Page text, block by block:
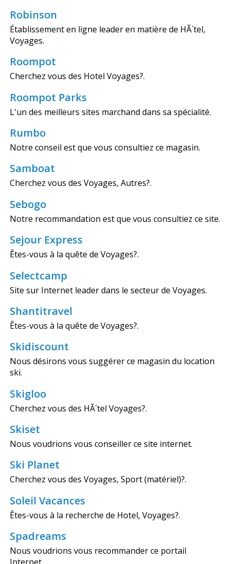
Robinson
Établissement en ligne leader en matière de HÃ´tel,
Voyages.
Roompot
Cherchez vous des Hotel Voyages?.
Roompot Parks
L'un des meilleurs sites marchand dans sa spécialité.
Rumbo
Notre conseil est que vous consultiez ce magasin.
Samboat
Cherchez vous des Voyages, Autres?.
Sebogo
Notre recommandation est que vous consultiez ce site.
Sejour Express
Êtes-vous à la quête de Voyages?.
Selectcamp
Site sur Internet leader dans le secteur de Voyages.
Shantitravel
Êtes-vous à la quête de Voyages?.
Skidiscount
Nous désirons vous suggérer ce magasin du location
ski.
Skigloo
Cherchez vous des HÃ´tel Voyages?.
Skiset
Nous voudrions vous conseiller ce site internet.
Ski Planet
Cherchez vous des Voyages, Sport (matériel)?.
Soleil Vacances
Êtes-vous à la recherche de Hotel, Voyages?.
Spadreams
Nous voudrions vous recommander ce portail